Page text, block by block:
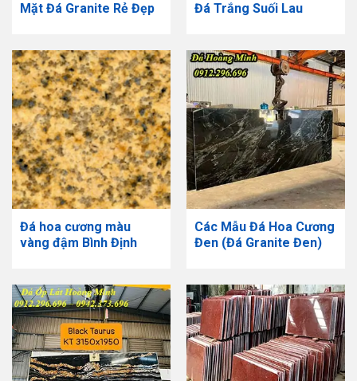
Mặt Đá Granite Rẻ Đẹp Đá Trắng Suối Lau
Đá hoa cương màu
vàng đậm Bình Định
Các Mẫu Đá Hoa Cương
Đen (Đá Granite Đen)